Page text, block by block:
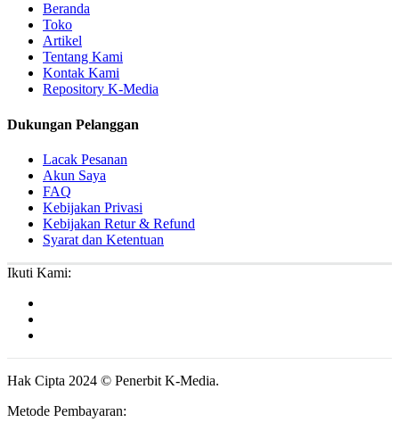
Beranda
Toko
Artikel
Tentang Kami
Kontak Kami
Repository K-Media
Dukungan Pelanggan
Lacak Pesanan
Akun Saya
FAQ
Kebijakan Privasi
Kebijakan Retur & Refund
Syarat dan Ketentuan
Ikuti Kami:
Hak Cipta 2024 © Penerbit K-Media.
Metode Pembayaran: